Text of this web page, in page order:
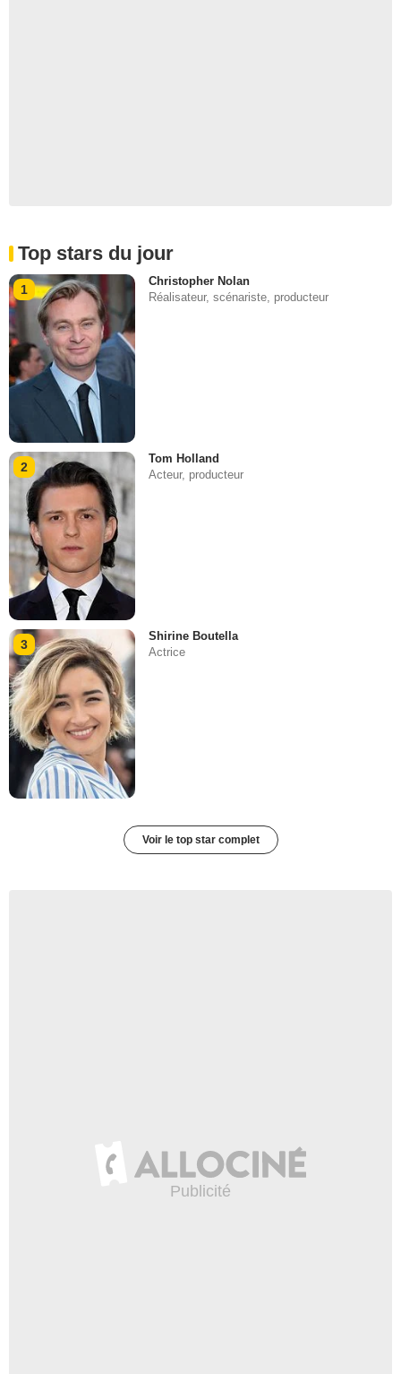
Top stars du jour
1
Christopher Nolan
Réalisateur, scénariste, producteur
2
Tom Holland
Acteur, producteur
3
Shirine Boutella
Actrice
Voir le top star complet